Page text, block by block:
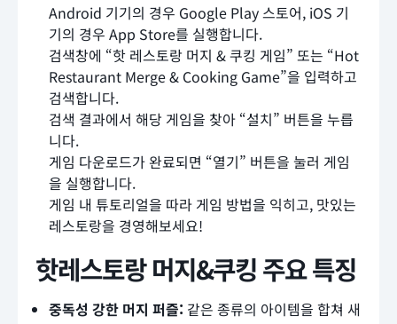
Android 기기의 경우 Google Play 스토어, iOS 기
기의 경우 App Store를 실행합니다.
검색창에 “핫 레스토랑 머지 & 쿠킹 게임” 또는 “Hot
Restaurant Merge & Cooking Game”을 입력하고
검색합니다.
검색 결과에서 해당 게임을 찾아 “설치” 버튼을 누릅
니다.
게임 다운로드가 완료되면 “열기” 버튼을 눌러 게임
을 실행합니다.
게임 내 튜토리얼을 따라 게임 방법을 익히고, 맛있는
레스토랑을 경영해보세요!
핫레스토랑 머지&쿠킹 주요 특징
중독성 강한 머지 퍼즐: 같은 종류의 아이템을 합쳐 새